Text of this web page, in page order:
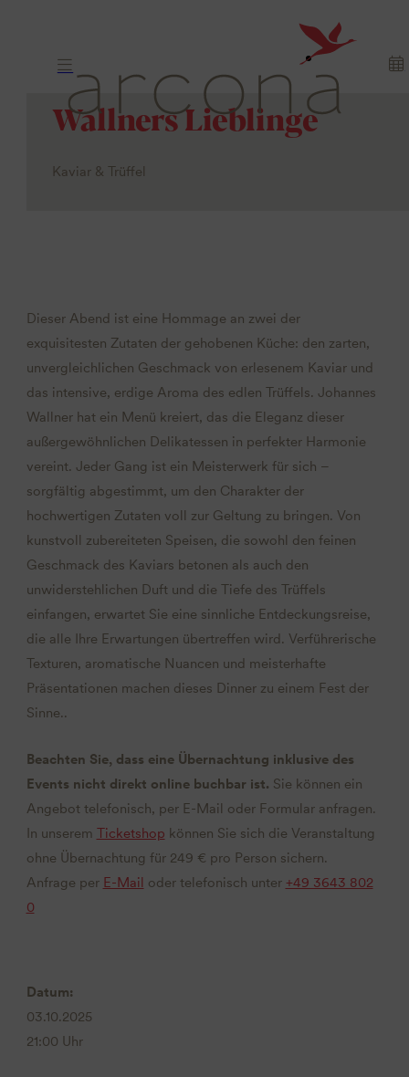
Wallners Lieblinge
Kaviar & Trüffel
Dieser Abend ist eine Hommage an zwei der
exquisitesten Zutaten der gehobenen Küche: den zarten,
unvergleichlichen Geschmack von erlesenem Kaviar und
das intensive, erdige Aroma des edlen Trüffels. Johannes
Wallner hat ein Menü kreiert, das die Eleganz dieser
außergewöhnlichen Delikatessen in perfekter Harmonie
vereint. Jeder Gang ist ein Meisterwerk für sich –
sorgfältig abgestimmt, um den Charakter der
hochwertigen Zutaten voll zur Geltung zu bringen. Von
kunstvoll zubereiteten Speisen, die sowohl den feinen
Geschmack des Kaviars betonen als auch den
unwiderstehlichen Duft und die Tiefe des Trüffels
einfangen, erwartet Sie eine sinnliche Entdeckungsreise,
die alle Ihre Erwartungen übertreffen wird. Verführerische
Texturen, aromatische Nuancen und meisterhafte
Präsentationen machen dieses Dinner zu einem Fest der
Sinne..
Beachten Sie, dass eine Übernachtung inklusive des
Events nicht direkt online buchbar ist. Sie können ein
Angebot telefonisch, per E-Mail oder Formular anfragen.
In unserem Ticketshop können Sie sich die Veranstaltung
ohne Übernachtung für 249 € pro Person sichern.
Anfrage per E-Mail oder telefonisch unter +49 3643 802
0
Datum:
03.10.2025
21:00 Uhr